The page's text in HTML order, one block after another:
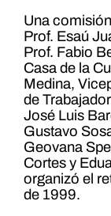
Una
Prof. Esaú
Prof. Fabio
Casa de la
Medina,
de
José Luis
Gustavo
Geovana
Cortes y
organizó el
de 1999.